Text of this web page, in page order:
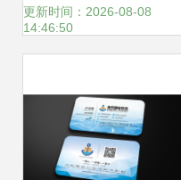
细匠心
更新时间：2026-08-08
14:46:50